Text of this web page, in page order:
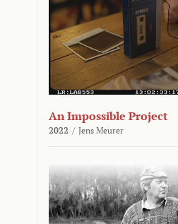
An Impossible Project
2022 / Jens Meurer